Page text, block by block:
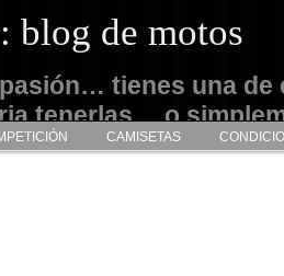
blog de motos
tienes una de
tenerlas… o
es tu sitioCAMISETAS